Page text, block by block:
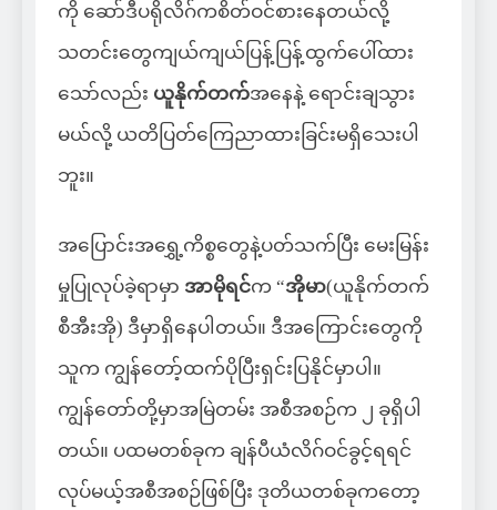
ကို ဆော်ဒီပရိုလိဂ်ကစိတ်ဝင်စားနေတယ်လို့
သတင်းတွေကျယ်ကျယ်ပြန့်ပြန့်ထွက်ပေါ်ထား
သော်လည်း ယူနိုက်တက်အနေနဲ့ ရောင်းချသွား
မယ်လို့ ယတိပြတ်ကြေညာထားခြင်းမရှိသေးပါ
ဘူး။
အပြောင်းအရွှေ့ကိစ္စတွေနဲ့ပတ်သက်ပြီး မေးမြန်း
မှုပြုလုပ်ခဲ့ရာမှာ အာမိုရင်က “အိုမာ(ယူနိုက်တက်
စီအီးအို) ဒီမှာရှိနေပါတယ်။ ဒီအကြောင်းတွေကို
သူက ကျွန်တော့်ထက်ပိုပြီးရှင်းပြနိုင်မှာပါ။
ကျွန်တော်တို့မှာအမြဲတမ်း အစီအစဉ်က ၂ ခုရှိပါ
တယ်။ ပထမတစ်ခုက ချန်ပီယံလိဂ်ဝင်ခွင့်ရရင်
လုပ်မယ့်အစီအစဉ်ဖြစ်ပြီး ဒုတိယတစ်ခုကတော့